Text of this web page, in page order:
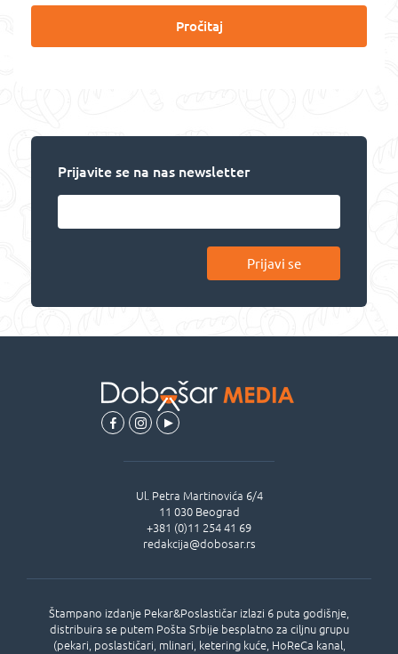
Pročitaj
Prijavite se na nas newsletter
Prijavi se
Štampano izdanje Pekar&Poslastičar izlazi 6 puta godišnje,
distribuira se putem Pošta Srbije besplatno za ciljnu grupu
(pekari, poslastičari, mlinari, ketering kuće, HoReCa kanal,
Ul. Petra Martinovića 6/4
11 030 Beograd
+381 (0)11 254 41 69
redakcija@dobosar.rs